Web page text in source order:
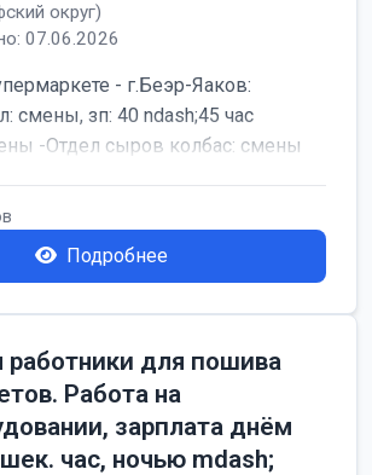
округ)
07.06.2026
- г.Беэр-Яаков:
смены, зп: 40 ndash;45 час
-Отдел сыров колбас: смены
Подробнее
работники для пошива
Работа на
зарплата днём
час, ночью mdash;